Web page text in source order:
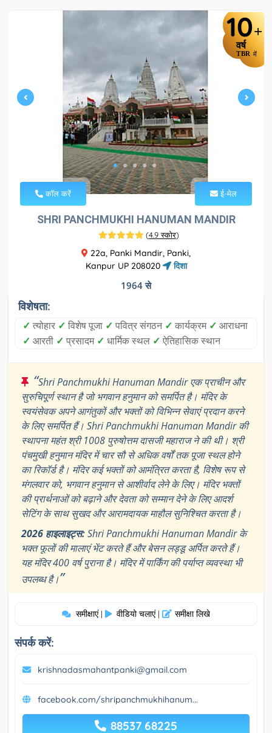
10+
वर्ष
TBR में
कॉल करें ई-मेल
SHRI PANCHMUKHI HANUMAN MANDIR
(4.9 स्कोर)
22a, Panki Mandir, Panki,
Kanpur UP 208020
दिशा
1964 से
विशेषता:
✓ त्योहार ✓ विशेष पूजा ✓ पवित्र संगठन ✓ कार्यक्रम ✓ आराधना
✓ आरती ✓ प्रसादम ✓ धार्मिक स्थल ✓ ऐतिहासिक स्थान
“Shri Panchmukhi Hanuman Mandir एक प्राचीन और
सुरुचिपूर्ण स्थान है जो भगवान हनुमान को समर्पित है। मंदिर के
स्वयंसेवक अपने आगंतुकों और भक्तों को विभिन्न सेवाएं प्रदान करने
के लिए समर्पित हैं। Shri Panchmukhi Hanuman Mandir की
स्थापना महंत श्री 1008 पुरुषोत्तम दासजी महाराज ने की थी। श्री
पंचमुखी हनुमान मंदिर में चार सौ से अधिक वर्षों तक पूजा स्थल होने
का रिकॉर्ड है। मंदिर कई भक्तों को आमंत्रित करता है, विशेष रूप से
मंगलवार को, भगवान हनुमान से आशीर्वाद लेने के लिए। मंदिर भक्तों
की प्रार्थनाओं को बढ़ाने और देवता को सम्मान देने के लिए आदर्श
सेटिंग के साथ सुखद और आरामदायक माहौल सुनिश्चित करता है।
2026 हाइलाइट्स:Shri Panchmukhi Hanuman Mandir के
भक्त फूलों की मालाएं भेंट करते हैं और बेसन लड्डू अर्पित करते हैं।
यह मंदिर 400 वर्ष पुराना है। मंदिर में पार्किंग की पर्याप्त व्यवस्था भी
उपलब्ध है।”
समीक्षाएं | वीडियो चलाएं | समीक्षा लिखे
संपर्क करें:
krishnadasmahantpanki@gmail.com
facebook.com/shripanchmukhihanum...
88537 68225